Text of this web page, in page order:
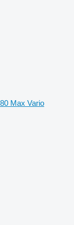
Max Vario